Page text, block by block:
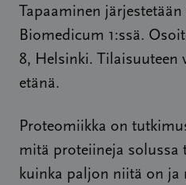
Tapaaminen
Biomedicum 1:ssä.
8, Helsinki. Tilaisuuteen
etänä.
Proteomiikka on
mitä proteiineja solussa
kuinka paljon niitä on ja